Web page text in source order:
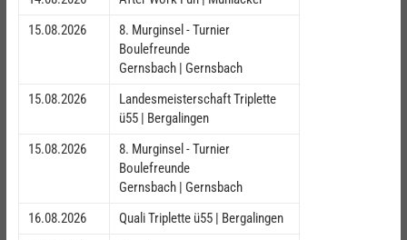
15.08.2026
8. Murginsel - Turnier
Boulefreunde
Gernsbach | Gernsbach
15.08.2026
Landesmeisterschaft Triplette
ü55 | Bergalingen
15.08.2026
8. Murginsel - Turnier
Boulefreunde
Gernsbach | Gernsbach
16.08.2026
Quali Triplette ü55 | Bergalingen